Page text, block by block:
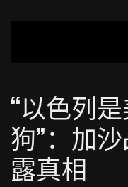
“以色列
狗”：加
露真相